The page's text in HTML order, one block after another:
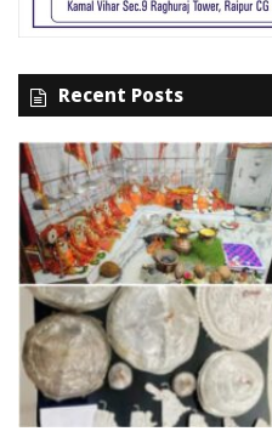
Recent Posts